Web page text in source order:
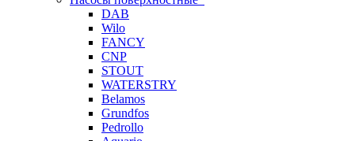
DAB
Wilo
FANCY
CNP
STOUT
WATERSTRY
Belamos
Grundfos
Pedrollo